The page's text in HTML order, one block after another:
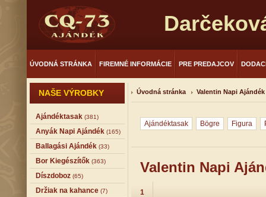
ÚVODNÁ STRÁNKA FIREMNÉ INFORMÁCIE PRE PREDAJCOV
NAŠE VÝROBKY
Ajándéktasak (381)
Anyák Napi Ajándék (165)
Ballagási Ajándék (33)
Bor Kiegészítők (363)
Díszdoboz (65)
Držiak na kahance (7)
Úvodná stránka Valentin Napi Ajándék
Ajándéktasak Bögre Figura
Valentin Napi
1